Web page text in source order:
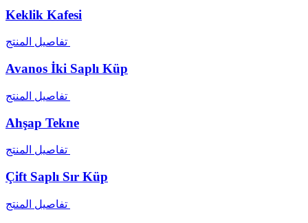
Keklik Kafesi
تفاصيل المنتج
Avanos İki Saplı Küp
تفاصيل المنتج
Ahşap Tekne
تفاصيل المنتج
Çift Saplı Sır Küp
تفاصيل المنتج